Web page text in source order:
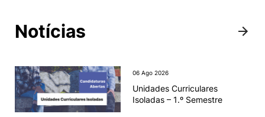
Notícias
06 Ago 2026
Unidades Curriculares
Isoladas – 1.º Semestre